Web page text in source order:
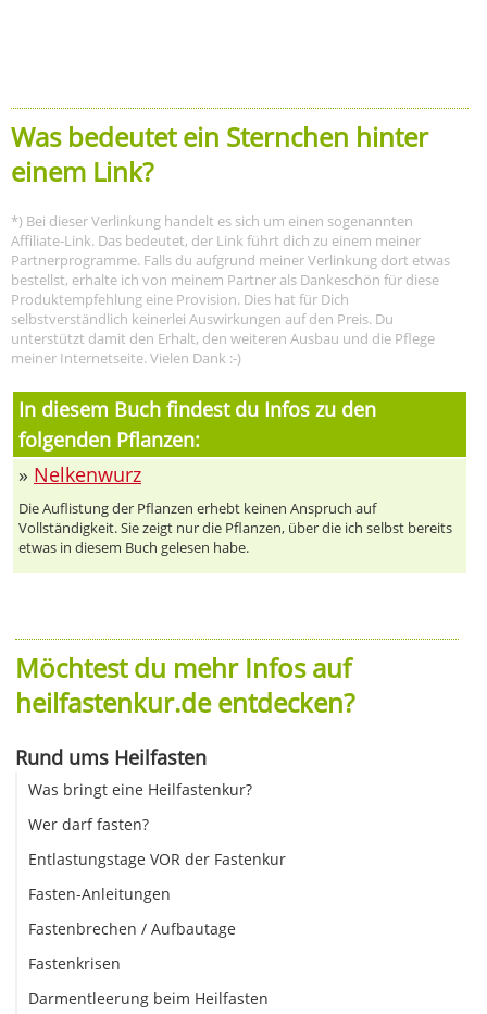
Was bedeutet ein Sternchen hinter
einem Link?
*) Bei dieser Verlinkung handelt es sich um einen sogenannten
Affiliate-Link. Das bedeutet, der Link führt dich zu einem meiner
Partnerprogramme. Falls du aufgrund meiner Verlinkung dort etwas
bestellst, erhalte ich von meinem Partner als Dankeschön für diese
Produktempfehlung eine Provision. Dies hat für Dich
selbstverständlich keinerlei Auswirkungen auf den Preis. Du
unterstützt damit den Erhalt, den weiteren Ausbau und die Pflege
meiner Internetseite. Vielen Dank :-)
In diesem Buch findest du Infos zu den
folgenden Pflanzen:
» Nelkenwurz
Die Auflistung der Pflanzen erhebt keinen Anspruch auf
Vollständigkeit. Sie zeigt nur die Pflanzen, über die ich selbst bereits
etwas in diesem Buch gelesen habe.
Möchtest du mehr Infos auf
heilfastenkur.de entdecken?
Rund ums Heilfasten
Was bringt eine Heilfastenkur?
Wer darf fasten?
Entlastungstage VOR der Fastenkur
Fasten-Anleitungen
Fastenbrechen / Aufbautage
Fastenkrisen
Darmentleerung beim Heilfasten